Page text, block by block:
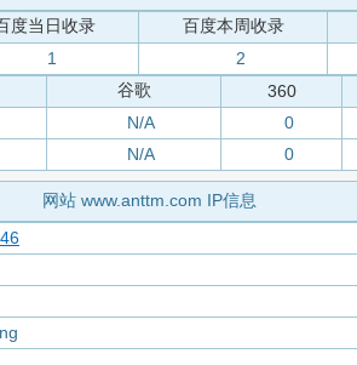
度当日收录 百度本周收录
1 2
谷歌 360
N/A 0
N/A 0
网站 www.anttm.com IP信息